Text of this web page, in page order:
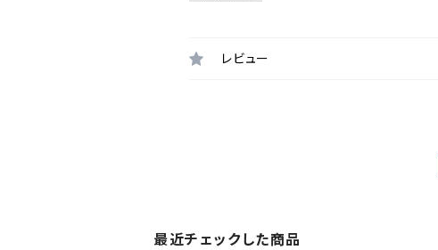
レビュー
最近チェックした商品